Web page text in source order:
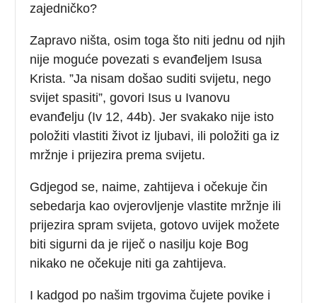
zajedničko?
Zapravo ništa, osim toga što niti jednu od njih
nije moguće povezati s evanđeljem Isusa
Krista. ”Ja nisam došao suditi svijetu, nego
svijet spasiti”, govori Isus u Ivanovu
evanđelju (Iv 12, 44b). Jer svakako nije isto
položiti vlastiti život iz ljubavi, ili položiti ga iz
mržnje i prijezira prema svijetu.
Gdjegod se, naime, zahtijeva i očekuje čin
sebedarja kao ovjerovljenje vlastite mržnje ili
prijezira spram svijeta, gotovo uvijek možete
biti sigurni da je riječ o nasilju koje Bog
nikako ne očekuje niti ga zahtijeva.
I kadgod po našim trgovima čujete povike i